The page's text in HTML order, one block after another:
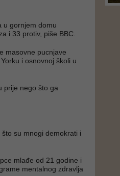
u gornjem domu
i 33 protiv, piše BBC.
masovne pucnjave
i osnovnoj školi u
prije nego što ga
su mnogi demokrati i
mlađe od 21 godine i
mentalnog zdravlja